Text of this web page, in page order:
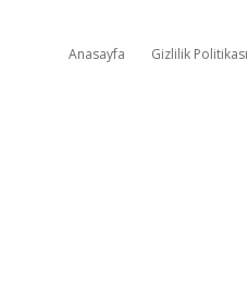
Anasayfa Gizlilik Politikası